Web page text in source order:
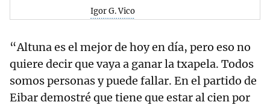
Igor G. Vico
“Altuna es el mejor de hoy en día, pero eso no
quiere decir que vaya a ganar la txapela. Todos
somos personas y puede fallar. En el partido de
Eibar demostré que tiene que estar al cien por